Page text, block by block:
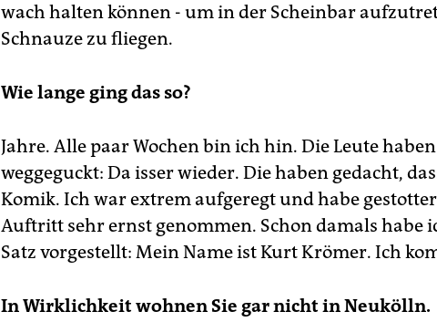
wach halten können - um in der Scheinbar
Schnauze zu fliegen.
Wie lange ging das so?
Jahre. Alle paar Wochen bin ich hin. Die Leute
weggeguckt: Da isser wieder. Die haben gedacht,
Komik. Ich war extrem aufgeregt und habe
Auftritt sehr ernst genommen. Schon damals habe
Satz vorgestellt: Mein Name ist Kurt Krömer. Ich
In Wirklichkeit wohnen Sie gar nicht in Neukölln.